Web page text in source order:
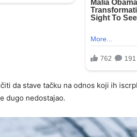
da stave tačku na odnos koji ih
dugo nedostajao.